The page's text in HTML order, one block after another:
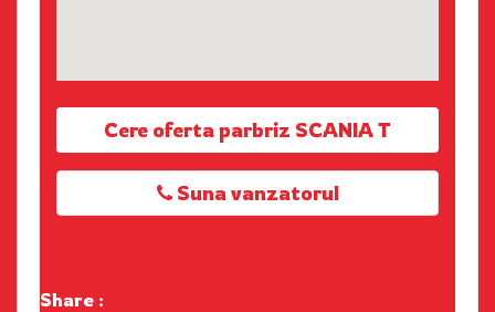
Cere oferta parbriz SCANIA T
Suna vanzatorul
Share :